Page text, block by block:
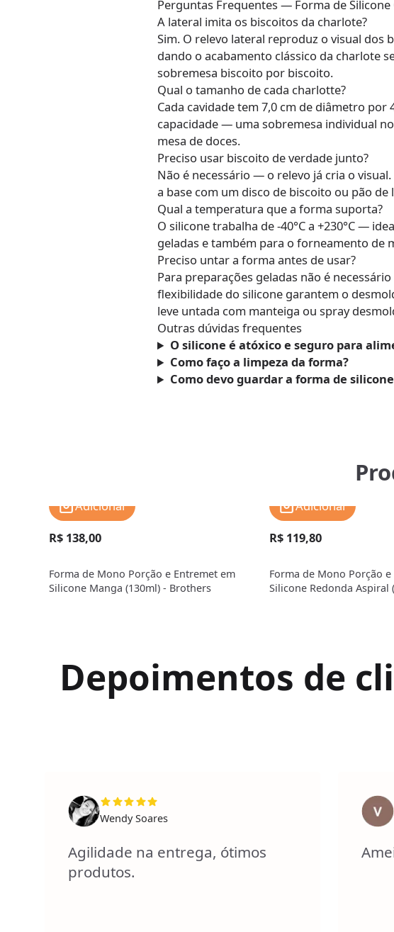
Perguntas Frequentes — Forma de Silicone
A lateral imita os biscoitos da charlote?
Sim. O relevo lateral reproduz o visual dos
dando o acabamento clássico da charlote
sobremesa biscoito por biscoito.
Qual o tamanho de cada charlotte?
Cada cavidade tem 7,0 cm de diâmetro por
capacidade — uma sobremesa individual
mesa de doces.
Preciso usar biscoito de verdade junto?
Não é necessário — o relevo já cria o
a base com um disco de biscoito ou pão
Qual a temperatura que a forma suporta?
O silicone trabalha de -40°C a +230°C —
geladas e também para o forneamento de
Preciso untar a forma antes de usar?
Para preparações geladas não é
flexibilidade do silicone garantem o
leve untada com manteiga ou spray
Outras dúvidas frequentes
O silicone é atóxico e seguro para
Como faço a limpeza da forma?
Como devo guardar a forma de
R$ 138,00
Forma de Mono Porção e Entremet em
Silicone Manga (130ml) - Brothers
Adicionar
R$ 119,80
Forma de Mono Porção
Silicone Redonda Aspiral
Adicionar
Depoimentos de
Wendy Soares
Agilidade na entrega, ótimos
produtos.